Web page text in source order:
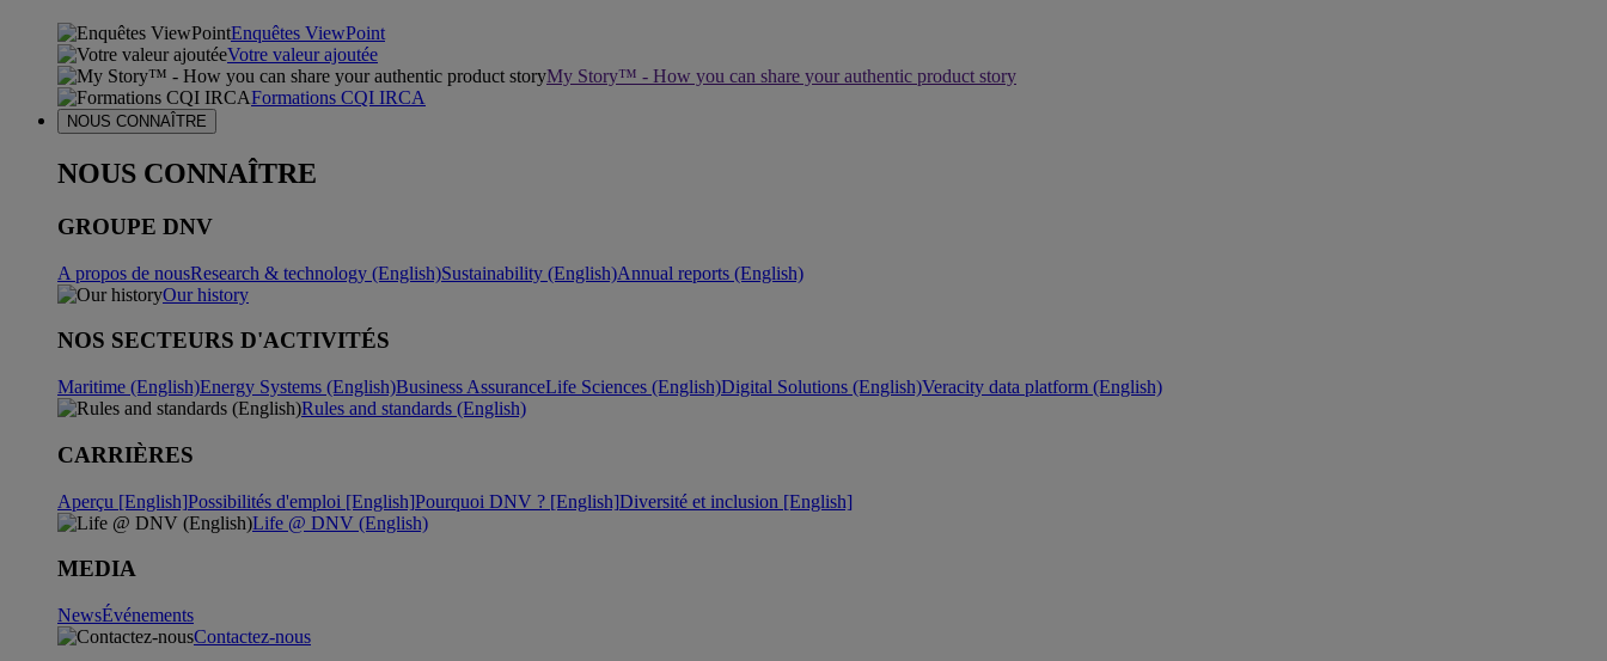
Enquêtes ViewPoint
Votre valeur ajoutée
My Story™ - How you can share your authentic product story
Formations CQI IRCA
NOUS CONNAÎTRE
NOUS CONNAÎTRE
GROUPE DNV
A propos de nousResearch & technology (English)Sustainability (English)Annual reports (English)
Our history
NOS SECTEURS D'ACTIVITÉS
Maritime (English)Energy Systems (English)Business AssuranceLife Sciences (English)Digital Solutions (English)Veracity data platform (English)
Rules and standards (English)
CARRIÈRES
Aperçu [English]Possibilités d'emploi [English]Pourquoi DNV ? [English]Diversité et inclusion [English]
Life @ DNV (English)
MEDIA
NewsÉvénements
Contactez-nous